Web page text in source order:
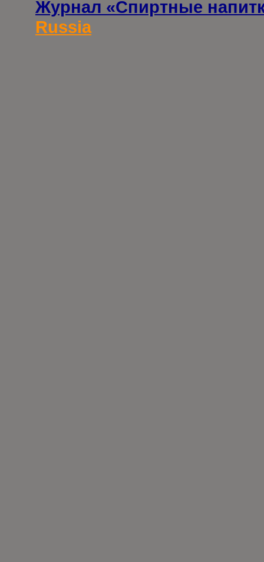
Журнал «Спиртные
Russia